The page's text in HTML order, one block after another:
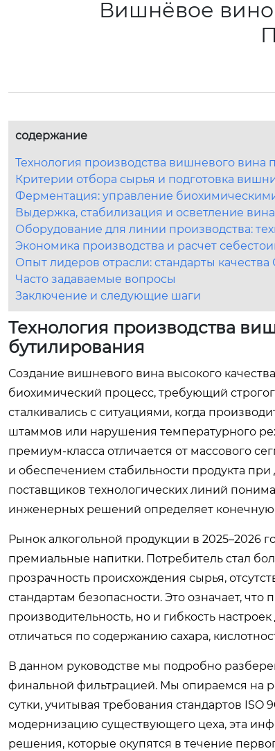
Вишнёвое вино
содержание
Технология производства вишневого вина
Критерии отбора сырья и подготовка
Ферментация: управление
Выдержка, стабилизация и осветление вина
Оборудование для линии производства:
Экономика производства и расчет
Опыт лидеров отрасли: стандарты
Часто задаваемые вопросы
Заключение и следующие шаги
Технология производства
бутилирования
Создание вишневого вина высокого
биохимический процесс, требующий
сталкивались с ситуациями, когда
штаммов или нарушения температурного
премиум-класса отличается от массового
и обеспечением стабильности продукта
поставщиков технологических линий
инженерных решений определяет конечную
Рынок алкогольной продукции в 2025–2026
премиальные напитки. Потребитель стал
прозрачность происхождения сырья,
стандартам безопасности. Это означает,
производительность, но и гибкость
отличаться по содержанию сахара,
В данном руководстве мы подробно
финальной фильтрацией. Мы опираемся на
сутки, учитывая требования стандартов
модернизацию существующего цеха, эта
решения, которые окупятся в течение